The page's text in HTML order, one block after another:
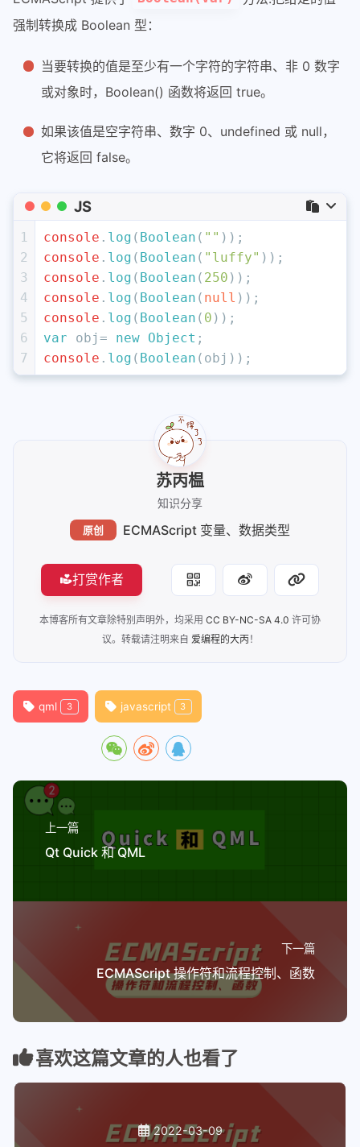
强制转换成 Boolean 型：
当要转换的值是至少有一个字符的字符串、非 0 数字
或对象时，Boolean() 函数将返回 true。
如果该值是空字符串、数字 0、undefined 或 null，
它将返回 false。
JS
1
2
3
4
5
6
7
console . log ( Boolean ( "" ));
console . log ( Boolean ( "luffy" ));
console . log ( Boolean ( 250 ));
console . log ( Boolean ( null ));
console . log ( Boolean ( 0 ));
var obj= new Object ;
console . log ( Boolean (obj));
苏丙榅
知识分享
原创 ECMAScript 变量、数据类型
打赏作者
本博客所有文章除特别声明外，均采用 CC BY-NC-SA 4.0 许可协
议。转载请注明来自 爱编程的大丙！
qml 3 javascript 3
上一篇
Qt Quick 和 QML
下一篇
ECMAScript 操作符和流程控制、函数
喜欢这篇文章的人也看了
2022-03-09